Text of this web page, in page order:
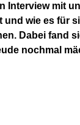
Interview mit
und wie es für
Dabei fand
nochmal